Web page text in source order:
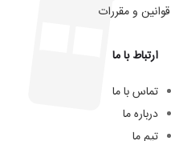
قوانین و مقررات
ارتباط با ما
تماس با ما
درباره ما
تیم ما